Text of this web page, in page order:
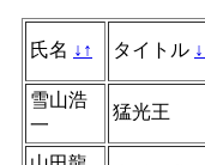
氏名 ↓ ↑ タイトル ↓
雪山浩
一
猛光王